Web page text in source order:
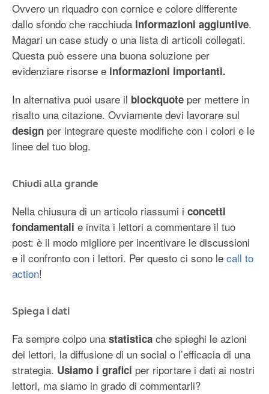
Ovvero un riquadro con cornice e colore differente
dallo sfondo che racchiuda informazioni aggiuntive.
Magari un case study o una lista di articoli collegati.
Questa può essere una buona soluzione per
evidenziare risorse e informazioni importanti.
In alternativa puoi usare il blockquote per mettere in
risalto una citazione. Ovviamente devi lavorare sul
design per integrare queste modifiche con i colori e le
linee del tuo blog.
Chiudi alla grande
Nella chiusura di un articolo riassumi i concetti
fondamentali e invita i lettori a commentare il tuo
post: è il modo migliore per incentivare le discussioni
e il confronto con i lettori. Per questo ci sono le call to
action!
Spiega i dati
Fa sempre colpo una statistica che spieghi le azioni
dei lettori, la diffusione di un social o l’efficacia di una
strategia. Usiamo i grafici per riportare i dati ai nostri
lettori, ma siamo in grado di commentarli?